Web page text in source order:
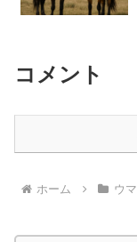
コメント
ホーム ウ